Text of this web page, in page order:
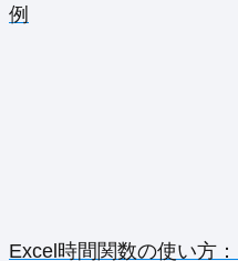
例
Excel時間関数の使い方